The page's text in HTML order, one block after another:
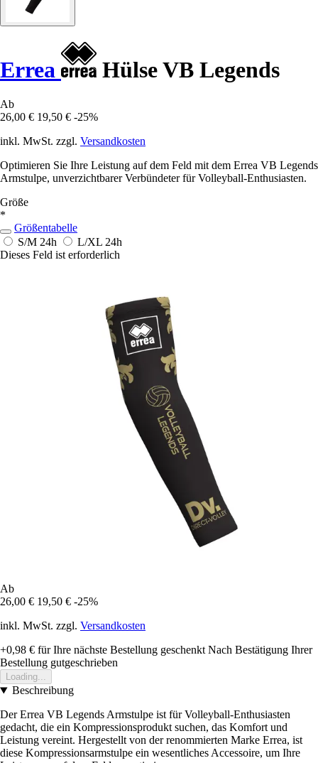
Errea Hülse VB Legends
Ab
26,00 € 19,50 € -25%
inkl. MwSt. zzgl. Versandkosten
Optimieren Sie Ihre Leistung auf dem Feld mit dem Errea VB Legends
Armstulpe, unverzichtbarer Verbündeter für Volleyball-Enthusiasten.
Größe
*
Größentabelle
S/M 24h L/XL 24h
Dieses Feld ist erforderlich
Ab
26,00 € 19,50 € -25%
inkl. MwSt. zzgl. Versandkosten
+0,98 € für Ihre nächste Bestellung geschenkt Nach Bestätigung Ihrer
Bestellung gutgeschrieben
Loading...
Beschreibung
Der Errea VB Legends Armstulpe ist für Volleyball-Enthusiasten
gedacht, die ein Kompressionsprodukt suchen, das Komfort und
Leistung vereint. Hergestellt von der renommierten Marke Errea, ist
diese Kompressionsarmstulpe ein wesentliches Accessoire, um Ihre